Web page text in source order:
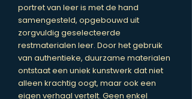
portret van leer is met de hand
samengesteld, opgebouwd uit
zorgvuldig geselecteerde
restmaterialen leer. Door het gebruik
van authentieke, duurzame materialen
ontstaat een uniek kunstwerk dat niet
alleen krachtig oogt, maar ook een
eigen verhaal vertelt. Geen enkel